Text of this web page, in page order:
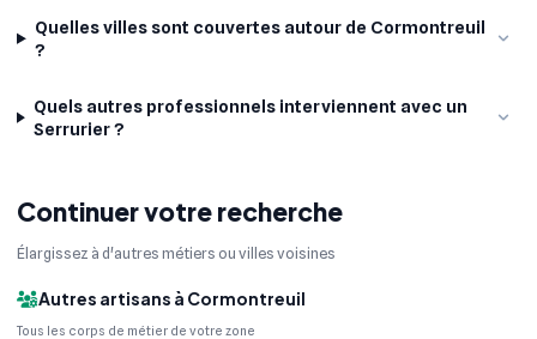
Quelles villes sont couvertes autour de Cormontreuil
?
Quels autres professionnels interviennent avec un
Serrurier ?
Continuer votre recherche
Élargissez à d'autres métiers ou villes voisines
Autres artisans à Cormontreuil
Tous les corps de métier de votre zone